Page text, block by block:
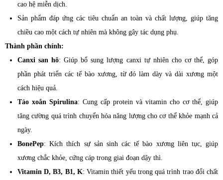
cao hệ miễn dịch.
Sản phẩm đáp ứng các tiêu chuẩn an toàn và chất lượng, giúp tăng
chiều cao một cách tự nhiên mà không gây tác dụng phụ.
Thành phần chính:
Canxi san hô: Giúp bổ sung lượng canxi tự nhiên cho cơ thể, góp
phần phát triển các tế bào xương, từ đó làm dày và dài xương một
cách hiệu quả.
Tảo xoắn Spirulina: Cung cấp protein và vitamin cho cơ thể, giúp
tăng cường quá trình chuyển hóa năng lượng cho cơ thể khỏe mạnh cả
ngày.
BonePep: Kích thích sự sản sinh các tế bào xương liên tục, giúp
xương chắc khỏe, cứng cáp trong giai đoạn dậy thì.
Vitamin D, B3, B1, K: Vitamin thiết yếu trong quá trình trao đổi chất